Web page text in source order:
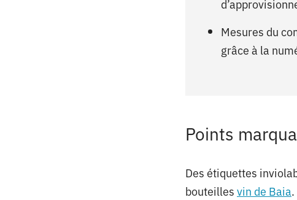
Mesures du
grâce à la
Points
Des étiquettes
bouteillesvin de Baia